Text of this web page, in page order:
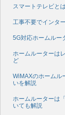
スマートテレビと
工事不要でインタ
5G対応ホームルー
ホームルーターは
ど
WiMAXのホームル
いを解説
ホームルーターは
いても解説